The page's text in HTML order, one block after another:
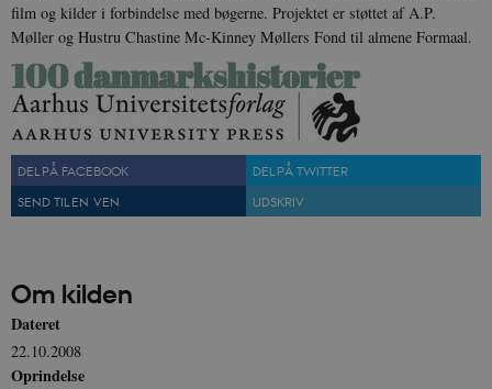
film og kilder i forbindelse med bøgerne. Projektet er støttet af A.P.
Møller og Hustru Chastine Mc-Kinney Møllers Fond til almene Formaal.
DEL PÅ FACEBOOK
DEL PÅ TWITTER
SEND TIL EN VEN
UDSKRIV
Om kilden
Dateret
22.10.2008
Oprindelse